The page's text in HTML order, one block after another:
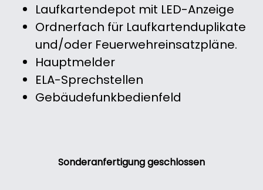
Laufkartendepot mit LED-Anzeige
Ordnerfach für Laufkartenduplikate
und/oder Feuerwehreinsatzpläne.
Hauptmelder
ELA-Sprechstellen
Gebäudefunkbedienfeld
Sonderanfertigung geschlossen